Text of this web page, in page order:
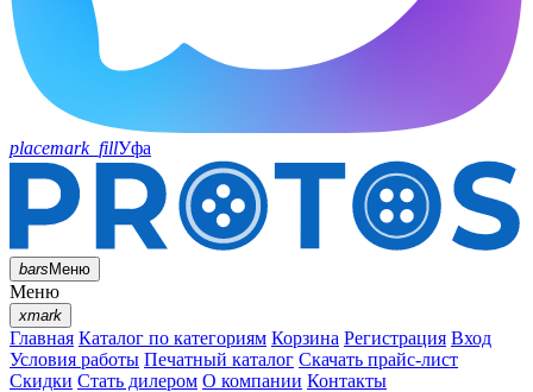
placemark_fillУфа
barsМеню
Меню
xmark
Главная Каталог по категориям Корзина Регистрация Вход
Условия работы Печатный каталог Скачать прайс-лист
Скидки Стать дилером О компании Контакты